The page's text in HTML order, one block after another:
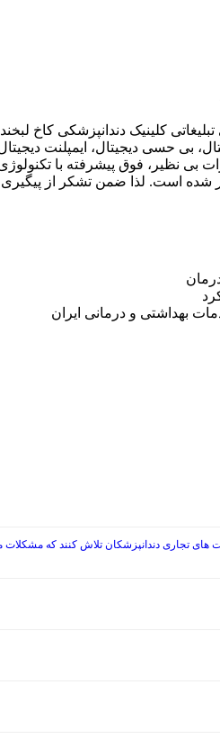
۴۹۸۰۶ مورخ ۱۴۰۴/۰۸/۲۷ در خصوص ادعاهای
بی حسی دیجیتال، ایمپلنت
نظیر، فوق پیشرفته با تکنولوژی
است. لذا ضمن تشکر از
بهداشتی و درمانی ایران
تجاری دندانپزشکان تلاش کنند که مشکلات